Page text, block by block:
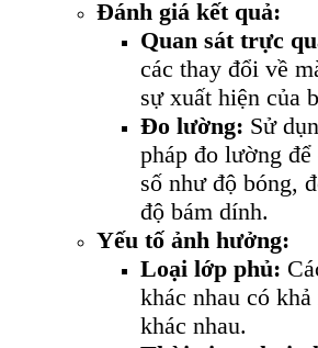
Đánh giá kết quả:
Quan sát trực
các thay đổi về
sự xuất hiện của
Đo lường: Sử
pháp đo lường
số như độ bóng,
độ bám dính.
Yếu tố ảnh hưởng:
Loại lớp phủ:
khác nhau có
khác nhau.